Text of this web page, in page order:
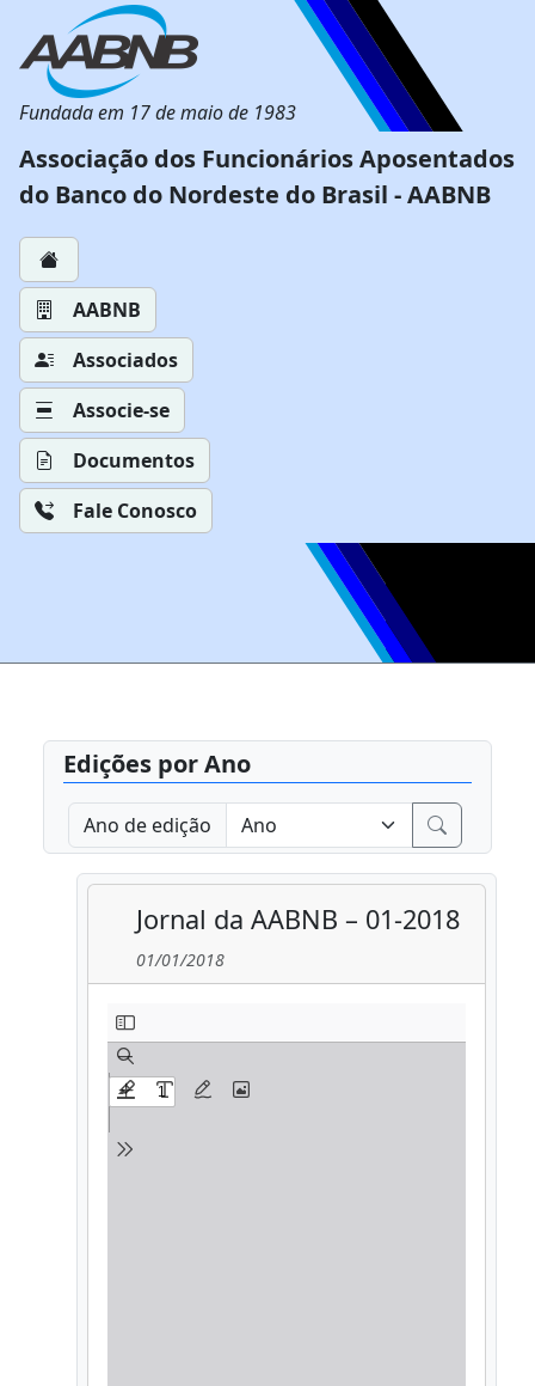
Fundada em 17 de maio de 1983
Associação dos Funcionários Aposentados
do Banco do Nordeste do Brasil - AABNB
AABNB
Associados
Associe-se
Documentos
Fale Conosco
Edições por Ano
Ano de edição
Jornal da AABNB – 01-2018
01/01/2018